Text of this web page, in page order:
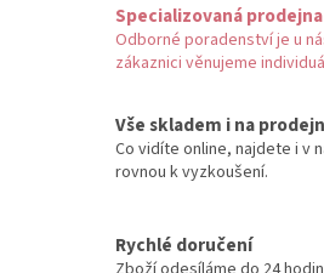
Specializovaná prodejna
Odborné poradenství je u
zákaznici věnujeme
Vše skladem i na
Co vidíte online, najdete i v
rovnou k vyzkoušení.
Rychlé doručení